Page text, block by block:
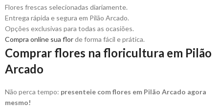
Flores frescas selecionadas diariamente.
Entrega rápida e segura em Pilão Arcado.
Opções exclusivas para todas as ocasiões.
Compra online sua florde forma fácil e prática.
Comprar flores na floricultura em Pilão
Arcado
Não perca tempo: presenteie com flores em Pilão Arcado agora
mesmo!